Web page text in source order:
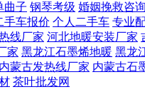
曲子 钢琴考级 婚姻挽救咨
手车报价 个人二手车 专业
线厂家 河北地暖安装厂家
家 黑龙江石墨烯地暖 黑龙
内蒙古发热线厂家 内蒙古石
茶叶批发网